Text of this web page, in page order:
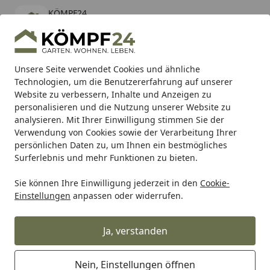
Unsere Seite verwendet Cookies und ähnliche
Technologien, um die Benutzererfahrung auf unserer
Website zu verbessern, Inhalte und Anzeigen zu
personalisieren und die Nutzung unserer Website zu
analysieren. Mit Ihrer Einwilligung stimmen Sie der
Verwendung von Cookies sowie der Verarbeitung Ihrer
persönlichen Daten zu, um Ihnen ein bestmögliches
Surferlebnis und mehr Funktionen zu bieten.
Sie können Ihre Einwilligung jederzeit in den Cookie-
Einstellungen anpassen oder widerrufen.
Ja, verstanden
Nein, Einstellungen öffnen
KÖMPF24
kostenlos - Im App Store
Hotline
Alle Produkte
Mein Konto
Suchen
Karibu Pools inkl. gratis Sandfilteranlage & Pool-
Starterset (Gesamtwert bis 468,99€)
Startseite
Auto & Zweirad Motorradzubehör & Werkzeuge
Supersprox Ritzel 525 13Z